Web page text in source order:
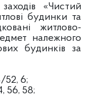
«Чистий
будинки та
житлово-
належного
будинків за
52, 6;
56, 58;